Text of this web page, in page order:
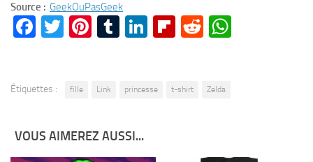
Source : GeekOuPasGeek
Facebook
TwitterPinterest
TumblrLinkedIn
Flipboard
Reddit
Étiquettes : fille Link princesse t-shirt Zelda
VOUS AIMEREZ AUSSI...